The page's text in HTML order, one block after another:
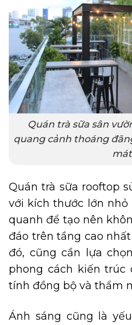
Quán trà sữa sân
quang cảnh thoáng
Quán trà sữa rooftop
với kích thước lớn
quanh để tạo nên
đáo trên tầng cao
đó, cũng cần lựa
phong cách kiến trúc
tính đồng bộ và thẩm
Ánh sáng cũng là